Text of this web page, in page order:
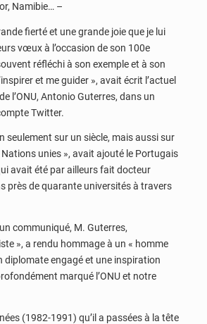
Namibie… –
fierté et une grande joie que je lui
vœux à l’occasion de son 100e
réfléchi à son exemple et à son
et me guider », avait écrit l’actuel
l’ONU, Antonio Guterres, dans un
Twitter.
seulement sur un siècle, mais aussi sur
unies », avait ajouté le Portugais
avait été par ailleurs fait docteur
près de quarante universités à travers
communiqué, M. Guterres,
», a rendu hommage à un « homme
diplomate engagé et une inspiration
marqué l’ONU et notre
(1982-1991) qu’il a passées à la tête